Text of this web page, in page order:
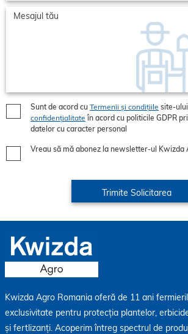
Sunt de acord cu Termenii și condițiile site-
confidențialitate în acord cu politicile GDPR privind prelucrarea
datelor cu caracter personal
Vreau să mă abonez la newsletter-ul Kwizda
Kwizda Agro Romania oferă de 11 ani
exclusivitate pentru protecția plantelor,
și fertlizanți. Acoperim întreg spectrul de